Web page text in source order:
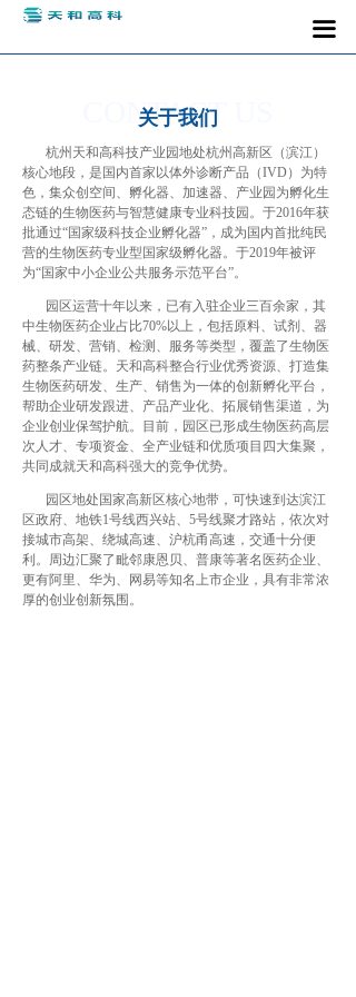
끀
关于我们
CONTACT US
杭州天和高科技产业园地处杭州高新区（滨江）
核心地段，是国内首家以体外诊断产品（IVD）为特
色，集众创空间、孵化器、加速器、产业园为孵化生
态链的生物医药与智慧健康专业科技园。于2016年获
批通过“国家级科技企业孵化器”，成为国内首批纯民
营的生物医药专业型国家级孵化器。于2019年被评
为“国家中小企业公共服务示范平台”。
园区运营十年以来，已有入驻企业三百余家，其
中生物医药企业占比70%以上，包括原料、试剂、器
械、研发、营销、检测、服务等类型，覆盖了生物医
药整条产业链。天和高科整合行业优秀资源、打造集
生物医药研发、生产、销售为一体的创新孵化平台，
帮助企业研发跟进、产品产业化、拓展销售渠道，为
企业创业保驾护航。目前，园区已形成生物医药高层
次人才、专项资金、全产业链和优质项目四大集聚，
共同成就天和高科强大的竞争优势。
园区地处国家高新区核心地带，可快速到达滨江
区政府、地铁1号线西兴站、5号线聚才路站，依次对
接城市高架、绕城高速、沪杭甬高速，交通十分便
利。周边汇聚了毗邻康恩贝、普康等著名医药企业、
更有阿里、华为、网易等知名上市企业，具有非常浓
厚的创业创新氛围。